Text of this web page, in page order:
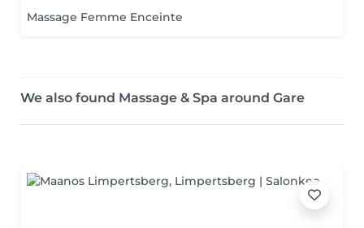
Massage Femme Enceinte
We also found Massage & Spa around Gare